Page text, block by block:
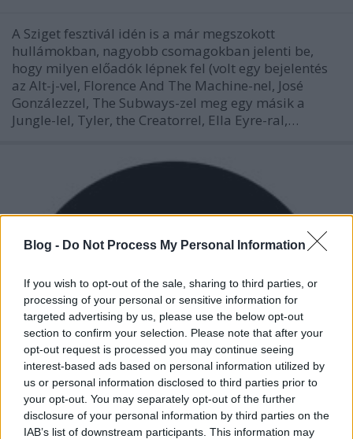
Blog - Do Not Process My Personal Information
If you wish to opt-out of the sale, sharing to third parties, or
processing of your personal or sensitive information for
targeted advertising by us, please use the below opt-out
section to confirm your selection. Please note that after your
opt-out request is processed you may continue seeing
interest-based ads based on personal information utilized by
us or personal information disclosed to third parties prior to
your opt-out. You may separately opt-out of the further
disclosure of your personal information by third parties on the
IAB’s list of downstream participants. This information may
A Sziget fesztivál idén is a már megszokott
hullámokban, nagyobb csomagokban jelenti be,
hogy milyen előadók lépnek fel (volt egy bejelentés
az Alt-j-vel, Florence And The Machine-nel, José
Gonzálezzel, The Subways-zel meg egy másik a
Jungle-lel, Tyler, the Creatorrel, Ella Eyre-ral,…